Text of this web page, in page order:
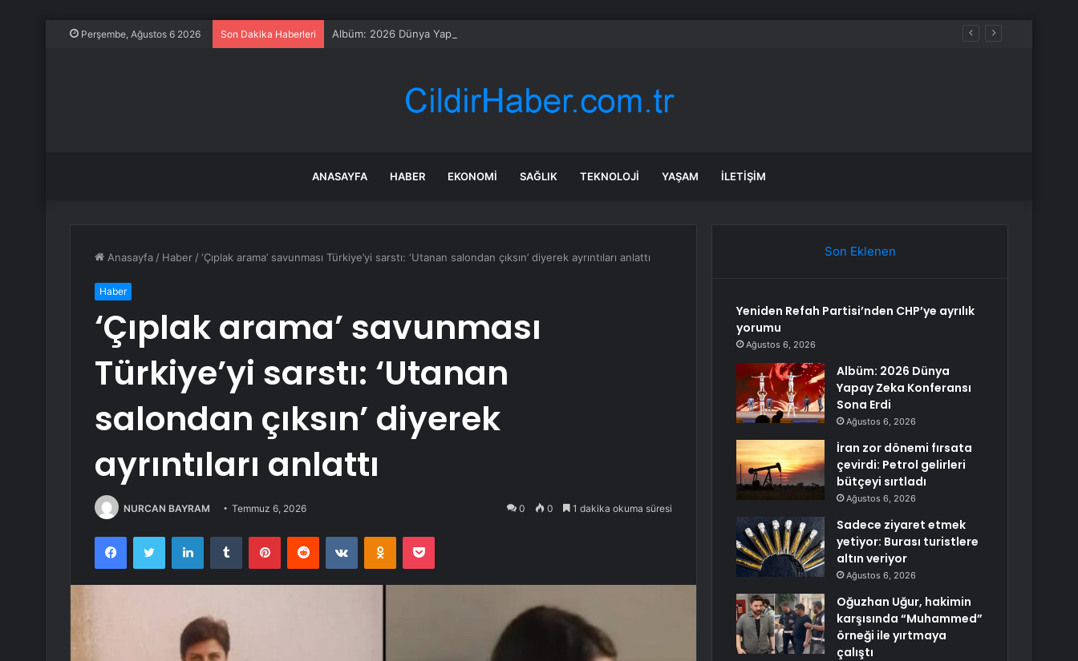
Perşembe, Ağustos 6 2026 Son Dakika Haberleri Albüm: 2026 Dünya Yapay Zeka Konferansı Sona Erdi
ANASAYFA HABER EKONOMI SAĞLIK TEKNOLOJI YAŞAM İLETIŞIM
Anasayfa / Haber /‘Çıplak arama’ savunması Türkiye’yi sarstı: ‘Utanan salondan çıksın’ diyerek ayrıntıları anlattı
Haber
‘Çıplak arama’ savunması
Türkiye’yi sarstı: ‘Utanan
salondan çıksın’ diyerek
ayrıntıları anlattı
NURCAN BAYRAM Temmuz 6, 2026 0 0 1 dakika okuma süresi
FacebookTwitter LinkedInTumblr PinterestReddit VKontakteOdnoklassniki
Pocket
Son Eklenen
Yeniden Refah Partisi’nden CHP’ye ayrılık
yorumu
Ağustos 6, 2026
Albüm: 2026 Dünya
Yapay Zeka Konferansı
Sona Erdi
Ağustos 6, 2026
İran zor dönemi fırsata
çevirdi: Petrol gelirleri
bütçeyi sırtladı
Ağustos 6, 2026
Sadece ziyaret etmek
yetiyor: Burası turistlere
altın veriyor
Ağustos 6, 2026
Oğuzhan Uğur, hakimin
karşısında “Muhammed”
örneği ile yırtmaya
çalıştı